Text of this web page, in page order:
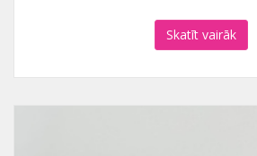
Skatīt vairāk